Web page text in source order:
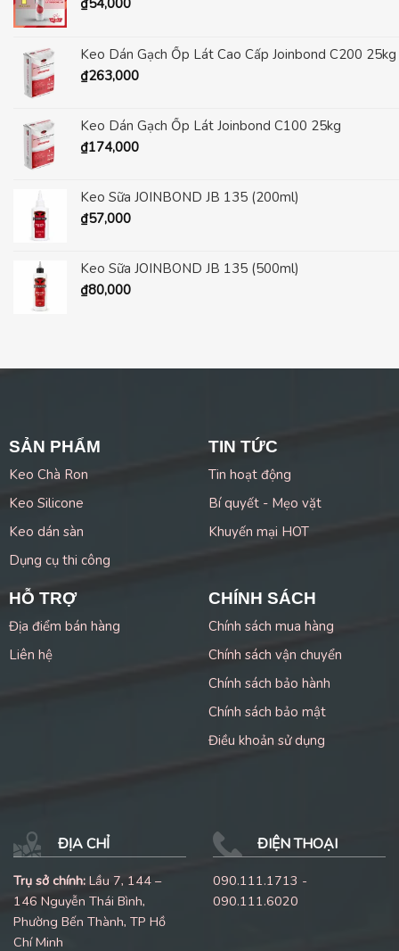
Keo Dán Gạch Ốp Lát Cao Cấp Joinbond C200 25kg
₫263,000
Keo Dán Gạch Ốp Lát Joinbond C100 25kg
₫174,000
Keo Sữa JOINBOND JB 135 (200ml)
₫57,000
Keo Sữa JOINBOND JB 135 (500ml)
₫80,000
SẢN PHẨM
Keo Chà Ron
Keo Silicone
Keo dán sàn
Dụng cụ thi công
TIN TỨC
Tin hoạt động
Bí quyết - Mẹo vặt
Khuyến mại HOT
HỖ TRỢ
Địa điểm bán hàng
Liên hệ
CHÍNH SÁCH
Chính sách mua hàng
Chính sách vận chuyển
Chính sách bảo hành
Chính sách bảo mật
Điều khoản sử dụng
ĐỊA CHỈ
Trụ sở chính: Lầu 7, 144 –
146 Nguyễn Thái Bình,
Phường Bến Thành, TP Hồ
Chí Minh
ĐIỆN THOẠI
090.111.1713 -
090.111.6020